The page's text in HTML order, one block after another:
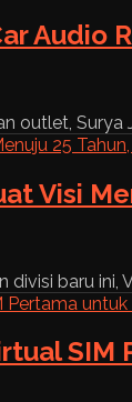
Audio
outlet, Surya
Visi
baru ini,